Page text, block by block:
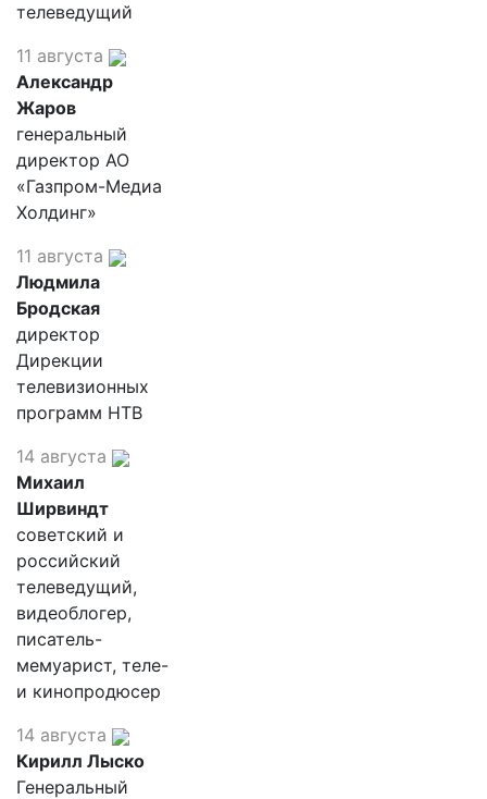
телеведущий
11 августа
Александр
Жаров
генеральный
директор АО
«Газпром-Медиа
Холдинг»
11 августа
Людмила
Бродская
директор
Дирекции
телевизионных
программ НТВ
14 августа
Михаил
Ширвиндт
советский и
российский
телеведущий,
видеоблогер,
писатель-
мемуарист, теле-
и кинопродюсер
14 августа
Кирилл Лыско
Генеральный